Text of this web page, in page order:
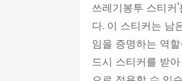
쓰레기봉투 스티커
다. 이 스티커는 남
임을 증명하는 역
드시 스티커를 받